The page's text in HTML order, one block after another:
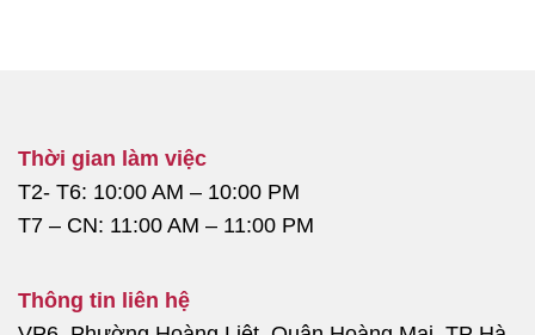
Thời gian làm việc
T2- T6: 10:00 AM – 10:00 PM
T7 – CN: 11:00 AM – 11:00 PM
Thông tin liên hệ